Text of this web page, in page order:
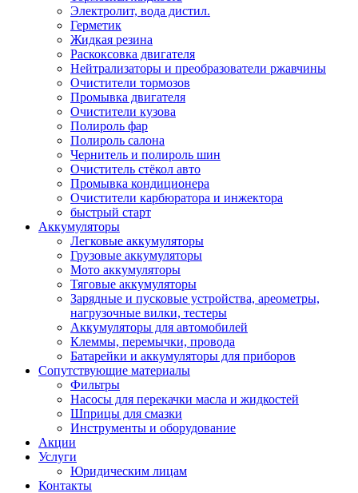
Электролит, вода дистил.
Герметик
Жидкая резина
Раскоксовка двигателя
Нейтрализаторы и преобразователи ржавчины
Очистители тормозов
Промывка двигателя
Очистители кузова
Полироль фар
Полироль салона
Чернитель и полироль шин
Очиститель стёкол авто
Промывка кондиционера
Очистители карбюратора и инжектора
быстрый старт
Аккумуляторы
Легковые аккумуляторы
Грузовые аккумуляторы
Мото аккумуляторы
Тяговые аккумуляторы
Зарядные и пусковые устройства, ареометры,
нагрузочные вилки, тестеры
Аккумуляторы для автомобилей
Клеммы, перемычки, провода
Батарейки и аккумуляторы для приборов
Сопутствующие материалы
Фильтры
Насосы для перекачки масла и жидкостей
Шприцы для смазки
Инструменты и оборудование
Акции
Услуги
Юридическим лицам
Контакты